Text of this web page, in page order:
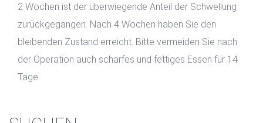
2 Wochen ist der überwiegende Anteil der Schwellung
zurückgegangen. Nach 4 Wochen haben Sie den
bleibenden Zustand erreicht. Bitte vermeiden Sie nach
der Operation auch scharfes und fettiges Essen für 14
Tage.